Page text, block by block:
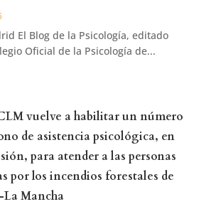
El Blog de la Psicología, editado
Oficial de la Psicología de...
vuelve a habilitar un número
de asistencia psicológica, en
para atender a las personas
por los incendios forestales de
Mancha